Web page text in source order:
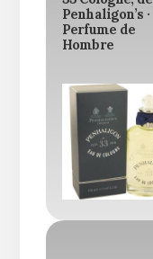
Penhaligon’s ·
Perfume de
Hombre